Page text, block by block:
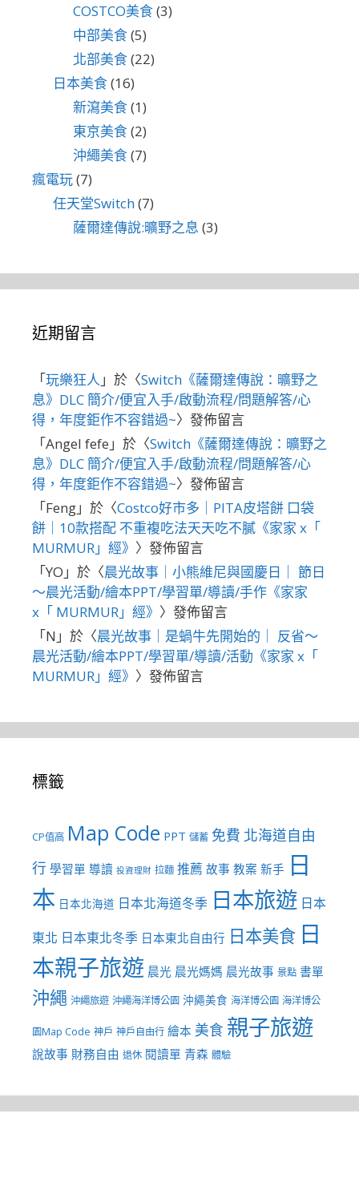
COSTCO美食(3)
中部美食(5)
北部美食(22)
日本美食(16)
新瀉美食(1)
東京美食(2)
沖繩美食(7)
瘋電玩(7)
任天堂Switch(7)
薩爾達傳說:曠野之息 (3)
近期留言
「玩樂狂人 」於〈Switch《薩爾達傳說：曠野之
息》DLC 簡介/便宜入手/啟動流程/問題解答/心
得，年度鉅作不容錯過~〉發佈留言
「Angel fefe 」於〈Switch《薩爾達傳說：曠野之
息》DLC 簡介/便宜入手/啟動流程/問題解答/心
得，年度鉅作不容錯過~〉發佈留言
「Feng」於〈Costco好市多｜PITA皮塔餅 口袋
餅｜10款搭配 不重複吃法天天吃不膩《家家 x「
MURMUR」經》 〉發佈留言
「YO 」於〈晨光故事｜小熊維尼與國慶日｜ 節日
～晨光活動/繪本PPT/學習單/導讀/手作《家家
x「 MURMUR」經》 〉發佈留言
「N 」於〈晨光故事｜是蝸牛先開始的｜ 反省～
晨光活動/繪本PPT/學習單/導讀/活動《家家 x「
MURMUR」經》 〉發佈留言
標籤
CP值高 Map Code PPT 儲蓄 免費 北海道自由
行 學習單 導讀 投資理財 拉麵 推薦 故事 教案 新手 日
本 日本北海道 日本北海道冬季 日本旅遊 日本
東北 日本東北冬季 日本東北自由行 日本美食 日
本親子旅遊 晨光 晨光媽媽 晨光故事 景點 書單
沖繩 沖繩旅遊 沖繩海洋博公園 沖繩美食 海洋博公園 海洋博公
園Map Code 神戶 神戶自由行 繪本 美食 親子旅遊
說故事 財務自由 退休 閱讀單 青森 體驗